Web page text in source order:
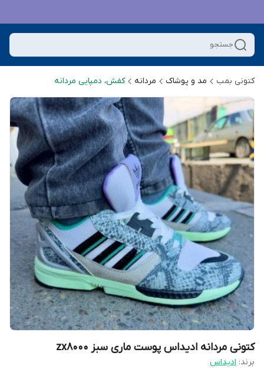
جستجو
کتونی بمب مد و پوشاک مردانه کفش، دمپایی مردانه
کتونی مردانه ادیداس پوست ماری سبز zx8000
برند: ادیداس